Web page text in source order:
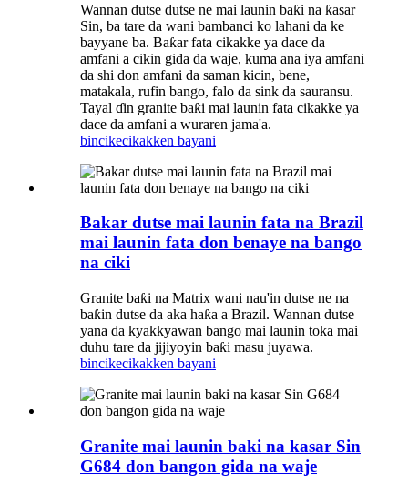
Wannan dutse dutse ne mai launin baƙi na ƙasar
Sin, ba tare da wani bambanci ko lahani da ke
bayyane ba. Baƙar fata cikakke ya dace da
amfani a cikin gida da waje, kuma ana iya amfani
da shi don amfani da saman kicin, bene,
matakala, rufin bango, falo da sink da sauransu.
Tayal ɗin granite baƙi mai launin fata cikakke ya
dace da amfani a wuraren jama'a.
bincikecikakken bayani
Bakar dutse mai launin fata na Brazil
mai launin fata don benaye na bango
na ciki
Granite baƙi na Matrix wani nau'in dutse ne na
baƙin dutse da aka haƙa a Brazil. Wannan dutse
yana da kyakkyawan bango mai launin toka mai
duhu tare da jijiyoyin baƙi masu juyawa.
bincikecikakken bayani
Granite mai launin baki na kasar Sin
G684 don bangon gida na waje